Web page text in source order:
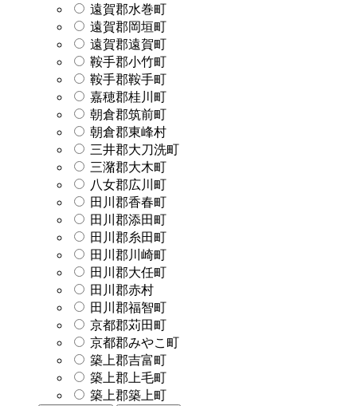
遠賀郡水巻町
遠賀郡岡垣町
遠賀郡遠賀町
鞍手郡小竹町
鞍手郡鞍手町
嘉穂郡桂川町
朝倉郡筑前町
朝倉郡東峰村
三井郡大刀洗町
三潴郡大木町
八女郡広川町
田川郡香春町
田川郡添田町
田川郡糸田町
田川郡川崎町
田川郡大任町
田川郡赤村
田川郡福智町
京都郡苅田町
京都郡みやこ町
築上郡吉富町
築上郡上毛町
築上郡築上町